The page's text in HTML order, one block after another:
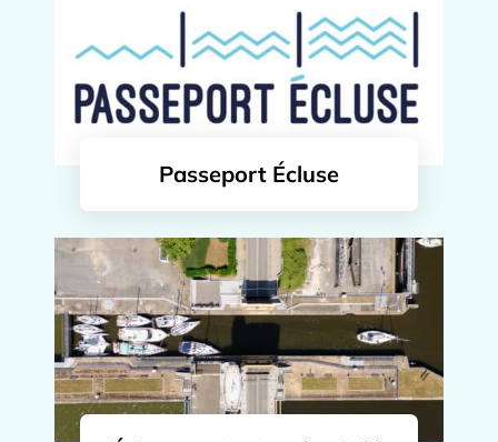
Passeport Écluse